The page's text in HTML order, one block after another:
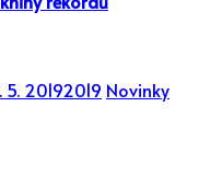
5. 20192019 Novinky